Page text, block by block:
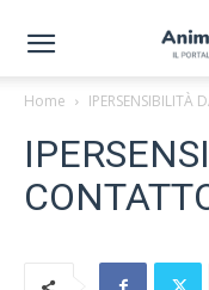
Home IPERSENSIBILITÀ